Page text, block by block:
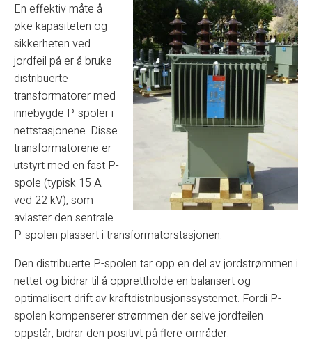
En effektiv måte å
øke kapasiteten og
sikkerheten ved
jordfeil på er å bruke
distribuerte
transformatorer med
innebygde P-spoler i
nettstasjonene. Disse
transformatorene er
utstyrt med en fast P-
spole (typisk 15 A
ved 22 kV), som
avlaster den sentrale
P-spolen plassert i transformatorstasjonen.
Den distribuerte P-spolen tar opp en del av jordstrømmen i
nettet og bidrar til å opprettholde en balansert og
optimalisert drift av kraftdistribusjonssystemet. Fordi P-
spolen kompenserer strømmen der selve jordfeilen
oppstår, bidrar den positivt på flere områder: